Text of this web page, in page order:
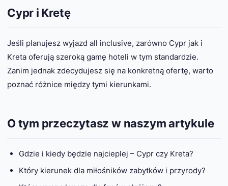
Cypr i Kretę
Jeśli planujesz wyjazd all inclusive, zarówno Cypr jak i
Kreta oferują szeroką gamę hoteli w tym standardzie.
Zanim jednak zdecydujesz się na konkretną ofertę, warto
poznać różnice między tymi kierunkami.
O tym przeczytasz w naszym artykule
Gdzie i kiedy będzie najcieplej – Cypr czy Kreta?
Który kierunek dla miłośników zabytków i przyrody?